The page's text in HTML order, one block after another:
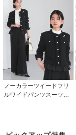
ノーカラーツイードフリ
ルワイドパンツスーツ「S
ママ対応